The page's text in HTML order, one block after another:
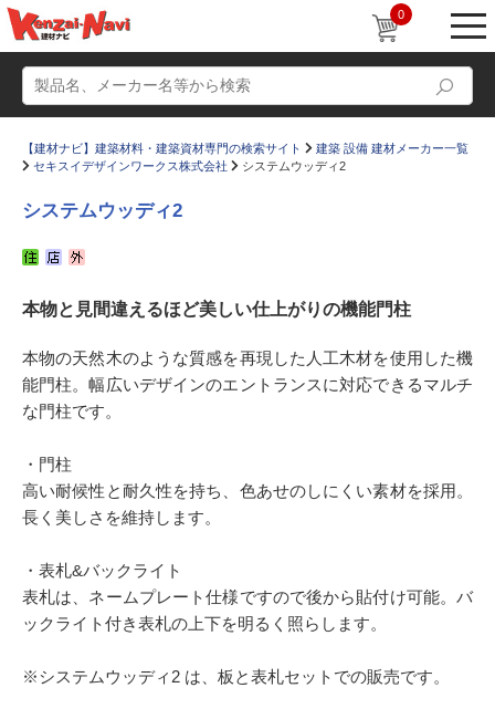
0
かたなび コラム
すまいリング 設計士インタビュー
Q＆A 販売・施工代理店募集
【建材ナビ】建築材料・建築資材専門の検索サイト
建築 設備 建材メーカー一覧
セキスイデザインワークス株式会社
システムウッディ2
システムウッディ2
本物と見間違えるほど美しい仕上がりの機能門柱
本物の天然木のような質感を再現した人工木材を使用した機
能門柱。幅広いデザインのエントランスに対応できるマルチ
な門柱です。
・門柱
高い耐候性と耐久性を持ち、色あせのしにくい素材を採用。
長く美しさを維持します。
・表札&バックライト
表札は、ネームプレート仕様ですので後から貼付け可能。バ
ックライト付き表札の上下を明るく照らします。
※システムウッディ2 は、板と表札セットでの販売です。